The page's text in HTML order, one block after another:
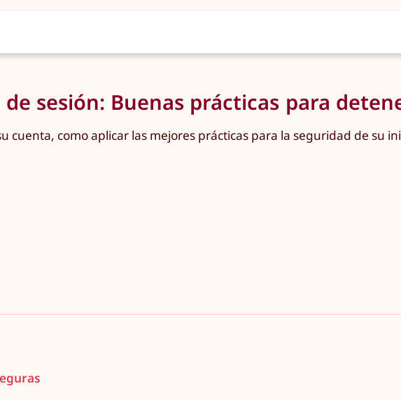
sesión: Buenas prácticas para
cuenta, como aplicar las mejores prácticas para la seguridad de su